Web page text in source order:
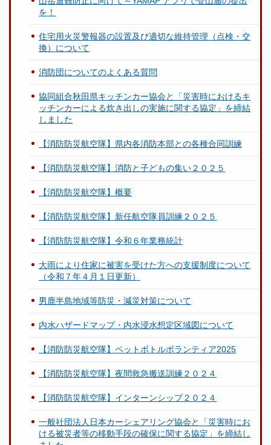
を！
住宅用火災警報器の設置及び適切な維持管理（点検・交
換）について
消防団についてのよくある質問
協同組合秋田県キッチンカー協会と「災害時におけるキ
ッチンカーによる炊き出しの実施に関する協定」を締結
しました
【消防防災航空隊】県内各消防本部との各種合同訓練
【消防防災航空隊】消防と子どもの集い２０２５
【消防防災航空隊】概要
【消防防災航空隊】新任航空隊員訓練２０２５
【消防防災航空隊】令和６年業務統計
大雨により住家に被害を受けた方への支援制度について
（令和７年４月１日更新）
男鹿半島地域等防災・減災対策について
内水ハザードマップ・内水浸水想定区域図について
【消防防災航空隊】ペットボトルボランティア2025
【消防防災航空隊】夜間救急搬送訓練２０２４
【消防防災航空隊】インターンシップ２０２４
一般社団法人日本カーシェアリング協会と「災害時にお
ける被災者等の移動手段の確保に関する協定」を締結し